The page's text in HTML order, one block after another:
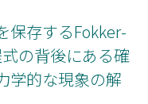
保存するFokker-
の背後にある確
学的な現象の解